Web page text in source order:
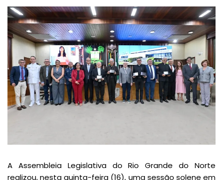
A Assembleia Legislativa do Rio Grande do Norte
realizou, nesta quinta-feira (16), uma sessão solene em